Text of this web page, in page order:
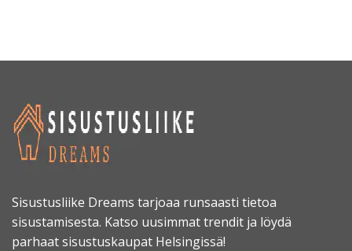
Sisustusliike Dreams tarjoaa runsaasti tietoa
sisustamisesta. Katso uusimmat trendit ja löydä
parhaat sisustuskaupat Helsingissä!